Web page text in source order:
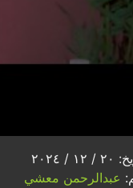
/ ٢٠٢٤
عبدالرحمن معشي